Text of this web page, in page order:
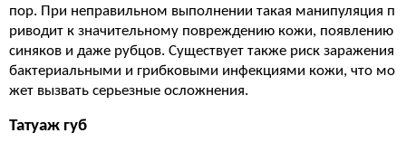
пор. При неправильном выполнении такая манипуляция п
риводит к значительному повреждению кожи, появлению
синяков и даже рубцов. Существует также риск заражения
бактериальными и грибковыми инфекциями кожи, что мо
жет вызвать серьезные осложнения.
Татуаж губ